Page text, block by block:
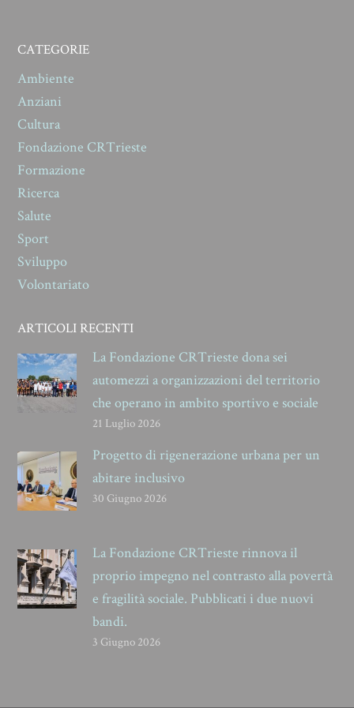
CATEGORIE
Ambiente
Anziani
Cultura
Fondazione CRTrieste
Formazione
Ricerca
Salute
Sport
Sviluppo
Volontariato
ARTICOLI RECENTI
La Fondazione CRTrieste dona sei
automezzi a organizzazioni del territorio
che operano in ambito sportivo e sociale
21 Luglio 2026
Progetto di rigenerazione urbana per un
abitare inclusivo
30 Giugno 2026
La Fondazione CRTrieste rinnova il
proprio impegno nel contrasto alla povertà
e fragilità sociale. Pubblicati i due nuovi
bandi.
3 Giugno 2026